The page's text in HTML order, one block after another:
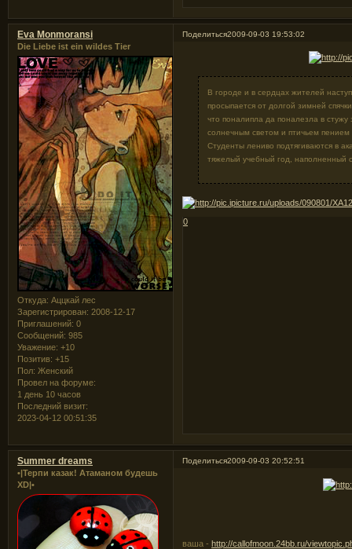
Поделиться2009-09-03 19:53:02
Eva Monmoransi
Die Liebe ist ein wildes Tier
Откуда: Аццкай лес
Зарегистрирован: 2008-12-17
Приглашений: 0
Сообщений: 985
Уважение: +10
Позитив: +15
Пол: Женский
Провел на форуме:
1 день 10 часов
Последний визит:
2023-04-12 00:51:35
В городе и в сердцах жителей
просыпается от долгой зимней
что поналипла да поналезла в
солнечным светом и птичьем
Студенты лениво подтягиваются в
тяжелый учебный год, наполненный
0
Поделиться2009-09-03 20:52:51
Summer dreams
•|Терпи казак! Атаманом будешь
XD|•
ваша -http://callofmoon.24bb.ru/